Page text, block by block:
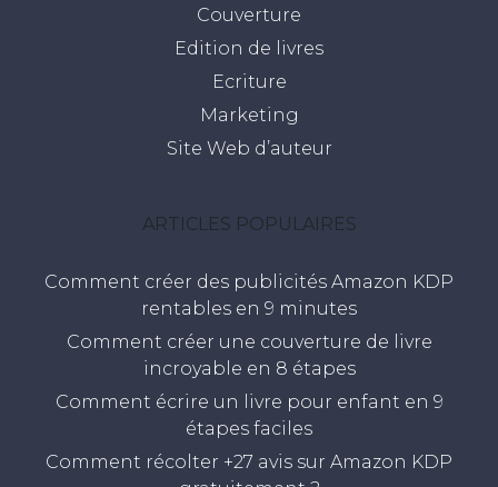
Couverture
Edition de livres
Ecriture
Marketing
Site Web d’auteur
ARTICLES POPULAIRES
Comment créer des publicités Amazon KDP
rentables en 9 minutes
Comment créer une couverture de livre
incroyable en 8 étapes
Comment écrire un livre pour enfant en 9
étapes faciles
Comment récolter +27 avis sur Amazon KDP